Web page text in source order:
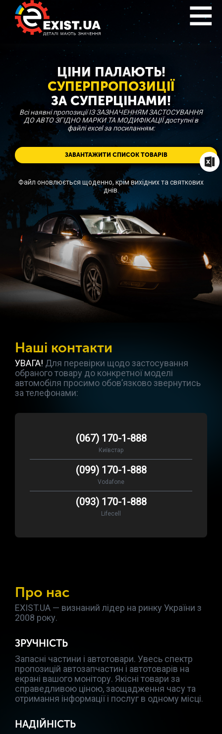
ЦІНИ ПАЛАЮТЬ!
СУПЕРПРОПОЗИЦІЇ
ЗА СУПЕРЦІНАМИ!
Всі наявні пропозиції ІЗ ЗАЗНАЧЕННЯМ ЗАСТОСУВАННЯ
ДО АВТО ЗГІДНО МАРКИ ТА МОДИФІКАЦІЇ доступні в
файлі excel за посиланням:
ЗАВАНТАЖИТИ СПИСОК ТОВАРІВ
Файл оновлюється щоденно, крім вихідних та святкових
днів.
Наші контакти
УВАГА! Для перевірки щодо застосування
обраного товару до конкретної моделі
автомобіля просимо обов’язково звернутись
за телефонами:
(067) 170-1-888
Київстар
(099) 170-1-888
Vodafone
(093) 170-1-888
Lifecell
Про нас
EXIST.UA — визнаний лідер на ринку України з
2008 року.
ЗРУЧНІСТЬ
Запасні частини і автотовари. Увесь спектр
пропозицій автозапчастин і автотоварів на
екрані вашого монітору. Якісні товари за
справедливою ціною, заощадження часу та
отримання інформації і послуг в одному місці.
НАДІЙНІСТЬ